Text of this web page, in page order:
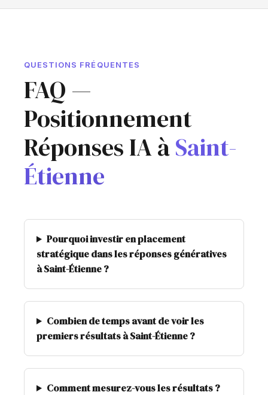
QUESTIONS FRÉQUENTES
FAQ —
Positionnement
Réponses IA àSaint-
Étienne
Pourquoi investir en placement
stratégique dans les réponses génératives
à Saint-Étienne ?
Combien de temps avant de voir les
premiers résultats à Saint-Étienne ?
Comment mesurez-vous les résultats ?